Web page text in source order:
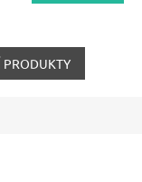
PRODUKTY